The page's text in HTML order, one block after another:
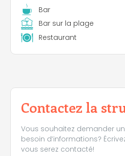
Bar
Bar sur la plage
Restaurant
Contactez la
Vous souhaitez demander
besoin d’informations?
vous serez contacté!